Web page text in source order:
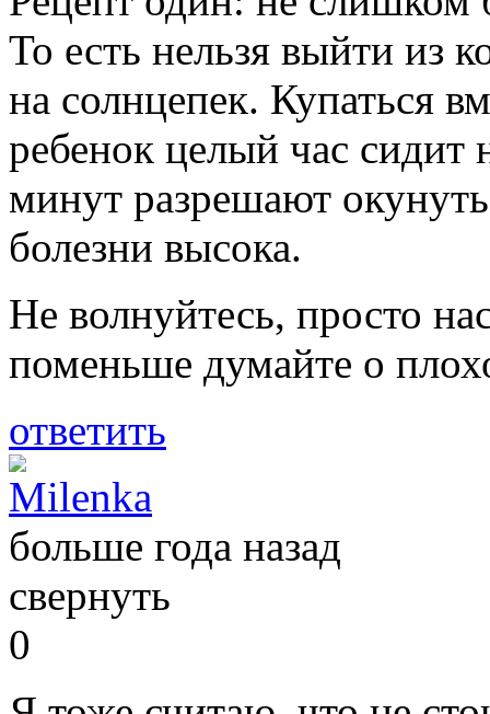
То есть нельзя выйти из
на солнцепек. Купаться
ребенок целый час сидит
минут разрешают
болезни высока.
Не волнуйтесь, просто
поменьше думайте о
ответить
Milenka
больше года назад
свернуть
0